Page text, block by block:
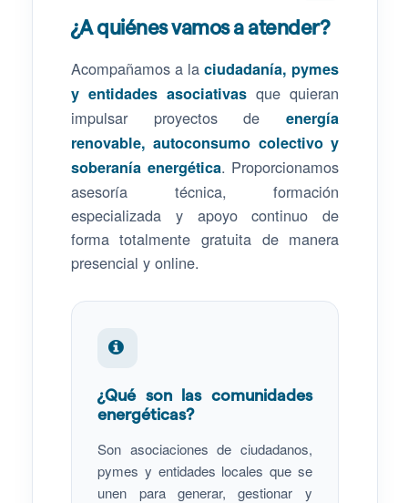
¿A quiénes vamos a atender?
Acompañamos a laciudadanía, pymes
y entidades asociativas que quieran
impulsar proyectos deenergía
renovable, autoconsumo colectivo y
soberanía energética. Proporcionamos
asesoría técnica, formación
especializada y apoyo continuo de
forma totalmente gratuita de manera
presencial y online.
¿Qué son las comunidades
energéticas?
Son asociaciones de ciudadanos,
pymes y entidades locales que se
unen para generar, gestionar y